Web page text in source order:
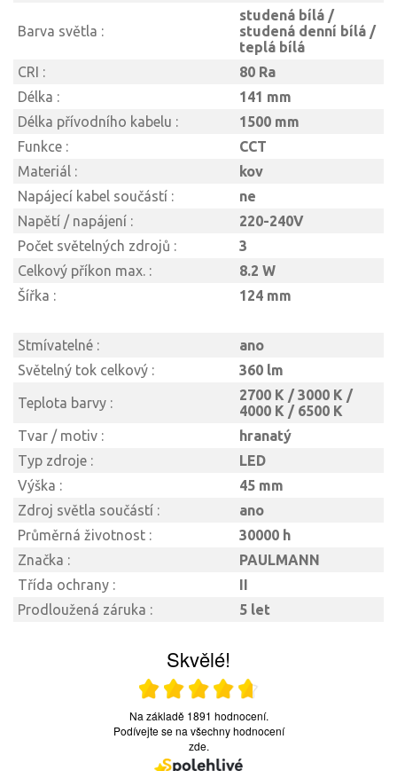
Barva světla :
studená bílá /
studená denní bílá /
teplá bílá
CRI :
80 Ra
Délka :
141 mm
Délka přívodního kabelu :
1500 mm
Funkce :
CCT
Materiál :
kov
Napájecí kabel součástí :
ne
Napětí / napájení :
220-240V
Počet světelných zdrojů :
3
Celkový příkon max. :
8.2 W
Šířka :
124 mm
Stmívatelné :
ano
Světelný tok celkový :
360 lm
Teplota barvy :
2700 K / 3000 K /
4000 K / 6500 K
Tvar / motiv :
hranatý
Typ zdroje :
LED
Výška :
45 mm
Zdroj světla součástí :
ano
Průměrná životnost :
30000 h
Značka :
PAULMANN
Třída ochrany :
II
Prodloužená záruka :
5 let